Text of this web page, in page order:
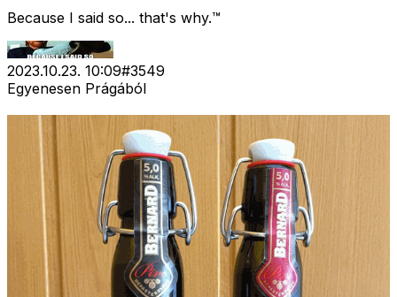
Because I said so... that's why.™
2023.10.23. 10:09#3549
Egyenesen Prágából